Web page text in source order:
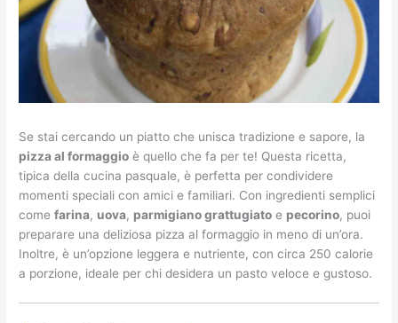
Se stai cercando un piatto che unisca tradizione e sapore, la
pizza al formaggio è quello che fa per te! Questa ricetta,
tipica della cucina pasquale, è perfetta per condividere
momenti speciali con amici e familiari. Con ingredienti semplici
comefarina, uova, parmigiano grattugiato e pecorino, puoi
preparare una deliziosa pizza al formaggio in meno di un’ora.
Inoltre, è un’opzione leggera e nutriente, con circa 250 calorie
a porzione, ideale per chi desidera un pasto veloce e gustoso.